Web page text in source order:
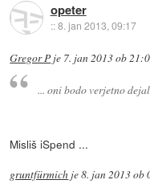
opeter
::8. jan 2013, 09:17
Gregor P je 7. jan 2013 ob
... oni bodo verjetno
Misliš iSpend ...
gruntfürmich je8. jan 2013 ob